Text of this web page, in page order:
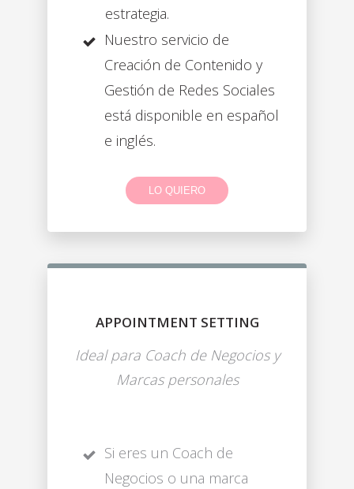
estrategia.
Nuestro servicio de
Creación de Contenido y
Gestión de Redes Sociales
está disponible en español
e inglés.
LO QUIERO
APPOINTMENT SETTING
Ideal para Coach de Negocios y
Marcas personales
Si eres un Coach de
Negocios o una marca